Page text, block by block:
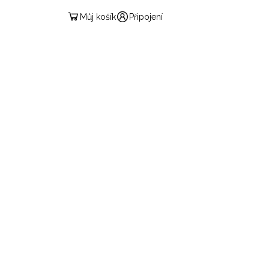
Můj košík Připojení